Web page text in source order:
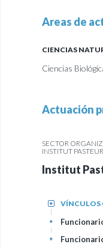
Areas de
CIENCIAS
Ciencias
Actuación
SECTOR
INSTITUT
Institut
VÍNCULOS
+
+
+